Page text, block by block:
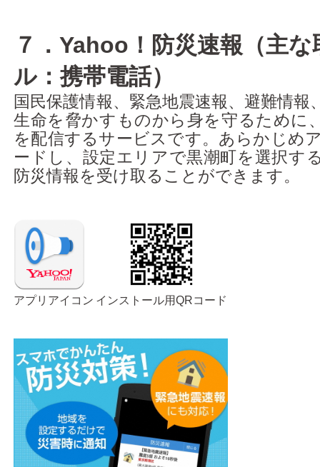
７．Yahoo！防災速報（主な
ル：携帯電話）
国民保護情報、緊急地震速報、避難情報
生命を脅かすものから身を守るために
を配信するサービスです。あらかじめ
ードし、設定エリアで黒潮町を選択す
防災情報を受け取ることができます。
アプリアイコン インストール用QRコード